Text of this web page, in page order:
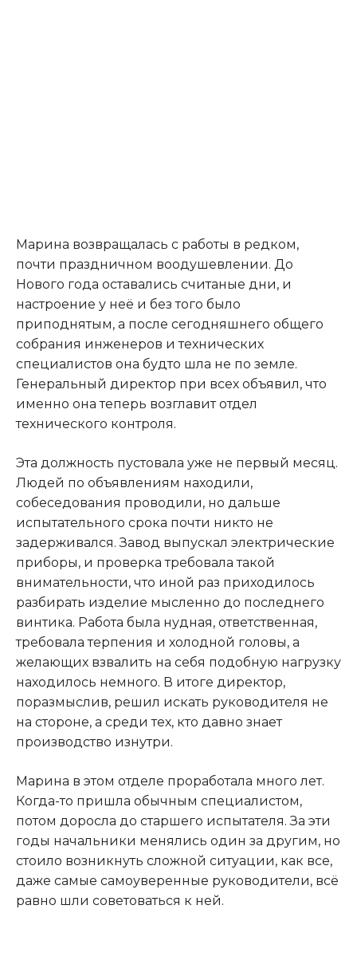
Марина возвращалась с работы в редком,
почти праздничном воодушевлении. До
Нового года оставались считаные дни, и
настроение у неё и без того было
приподнятым, а после сегодняшнего общего
собрания инженеров и технических
специалистов она будто шла не по земле.
Генеральный директор при всех объявил, что
именно она теперь возглавит отдел
технического контроля.
Эта должность пустовала уже не первый месяц.
Людей по объявлениям находили,
собеседования проводили, но дальше
испытательного срока почти никто не
задерживался. Завод выпускал электрические
приборы, и проверка требовала такой
внимательности, что иной раз приходилось
разбирать изделие мысленно до последнего
винтика. Работа была нудная, ответственная,
требовала терпения и холодной головы, а
желающих взвалить на себя подобную нагрузку
находилось немного. В итоге директор,
поразмыслив, решил искать руководителя не
на стороне, а среди тех, кто давно знает
производство изнутри.
Марина в этом отделе проработала много лет.
Когда-то пришла обычным специалистом,
потом доросла до старшего испытателя. За эти
годы начальники менялись один за другим, но
стоило возникнуть сложной ситуации, как все,
даже самые самоуверенные руководители, всё
равно шли советоваться к ней.